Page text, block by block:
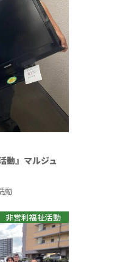
動』マルジュ
動
非営利福祉活動